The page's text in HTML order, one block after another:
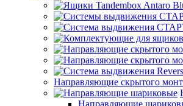
Направляющие скрытого
Направляющие